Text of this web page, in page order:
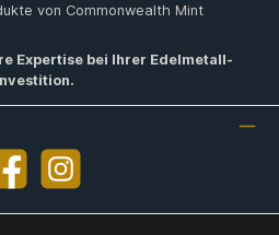
von Commonwealth Mint
Expertise bei Ihrer Edelmetall-
Instagram